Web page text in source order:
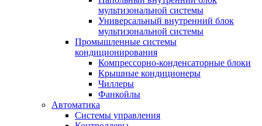
мультизональной системы
Универсальный внутренний блок
мультизональной системы
Промышленные системы
кондиционирования
Компрессорно-конденсаторные блоки
Крышные кондиционеры
Чиллеры
Фанкойлы
Автоматика
Системы управления